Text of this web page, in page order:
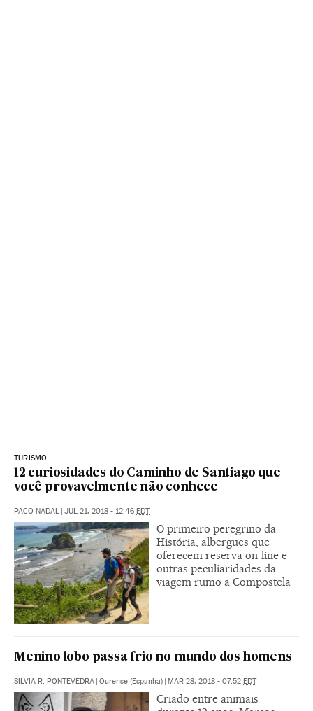
TURISMO
12 curiosidades do Caminho de Santiago que
você provavelmente não conhece
PACO NADAL | JUL 21, 2018 - 12:46 EDT
O primeiro peregrino da
História, albergues que
oferecem reserva on-line e
outras peculiaridades da
viagem rumo a Compostela
Menino lobo passa frio no mundo dos homens
SILVIA R. PONTEVEDRA | Ourense (Espanha) | MAR 28, 2018 - 07:52 EDT
Criado entre animais